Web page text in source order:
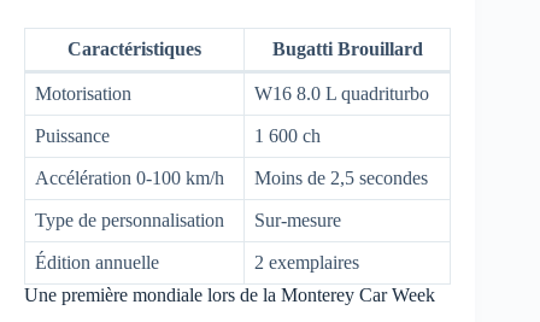
Caractéristiques Bugatti Brouillard
Motorisation W16 8.0 L quadriturbo
Puissance 1 600 ch
Accélération 0-100 km/h Moins de 2,5 secondes
Type de personnalisation Sur-mesure
Édition annuelle
2 exemplaires
Une première mondiale lors de la Monterey Car Week